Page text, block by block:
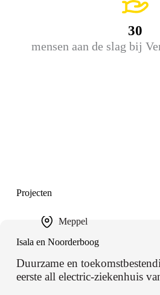
30
mensen aan de slag bij
Projecten
Meppel
Isala en Noorderboog
Duurzame en
eerste all electric-ziekenhuis